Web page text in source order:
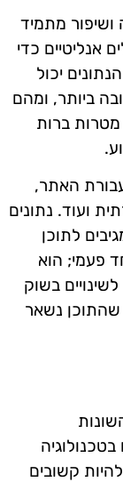
מתמיד
אנליטיים כדי
יכול
ביותר, ומהם
מטרות ברות
האתר,
ועוד. נתונים
לתוכן
פעמי; הוא
בשוק
שהתוכן נשאר
השונות
קשובים